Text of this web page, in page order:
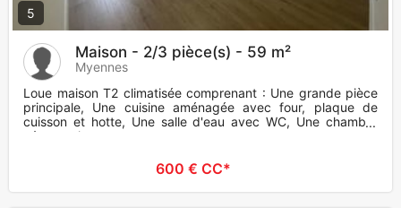
5
Maison - 2/3 pièce(s) - 59 m²
Myennes
Loue maison T2 climatisée comprenant : Une grande pièce
principale, Une cuisine aménagée avec four, plaque de
cuisson et hotte, Une salle d'eau avec WC, Une chambre
très spacieu
600 € CC*